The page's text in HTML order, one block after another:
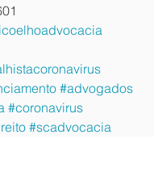
#advogados
#coronavirus
#scadvocacia